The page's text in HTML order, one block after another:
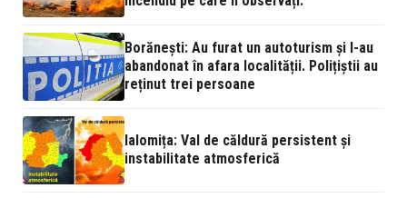
Borănești: Au furat un autoturism și l-au
abandonat în afara localității. Polițiștii au
reținut trei persoane
Ialomița: Val de căldură persistent și
instabilitate atmosferică